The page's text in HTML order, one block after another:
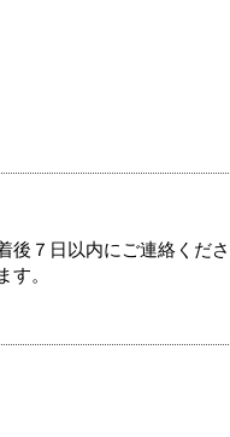
後７日以内にご連絡くだ
す。